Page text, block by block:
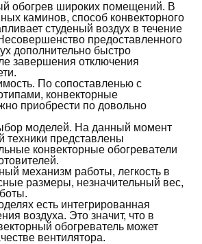
обогрев широких помещений. В
каминов, способ конвекторного
студеный воздух в течение
предоставленного
дополнительно быстро
завершения отключения
По сопоставленью с
конвекторные
приобрести по довольно
моделей. На данный момент
техники представлены
конвекторные обогреватели
механизм работы, легкость в
размеры, незначительный вес,
есть интегрированная
воздуха. Это значит, что в
обогреватель может
вентилятора.